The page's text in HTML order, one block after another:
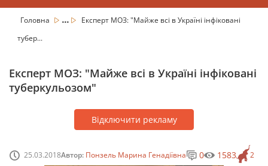
Головна ...
Експерт МОЗ: "Майже всі в Україні інфіковані
тубер...
Експерт МОЗ: "Майже всі в Україні інфіковані
туберкульозом"
Відключити рекламу
25.03.2018Автор: Понзель Марина Генадіївна 2
0 1583